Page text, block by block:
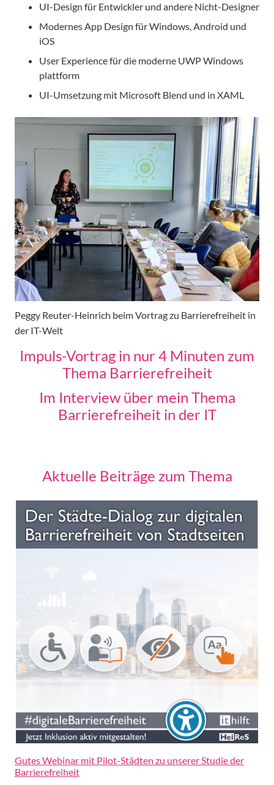
UI-Design für Entwickler und andere Nicht-Designer
Modernes App Design für Windows, Android und
iOS
User Experience für die moderne UWP Windows
plattform
UI-Umsetzung mit Microsoft Blend und in XAML
Peggy Reuter-Heinrich beim Vortrag zu Barrierefreiheit in
der IT-Welt
Impuls-Vortrag in nur 4 Minuten zum
Thema Barrierefreiheit
Im Interview über mein Thema
Barrierefreiheit in der IT
Aktuelle Beiträge zum Thema
Gutes Webinar mit Pilot-Städten zu unserer Studie der
Barrierefreiheit